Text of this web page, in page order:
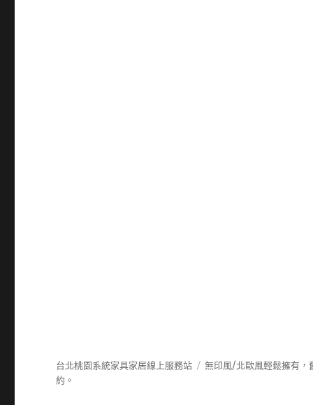
台北桃園系統家具家居線上服務站 無印風/北歐風輕鬆擁有，
約。